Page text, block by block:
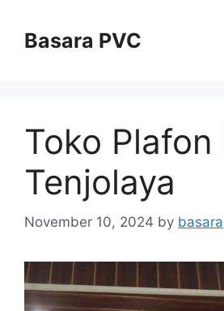
contentBasara PVC
Toko Plafon
Tenjolaya
November 10, 2024 by basara